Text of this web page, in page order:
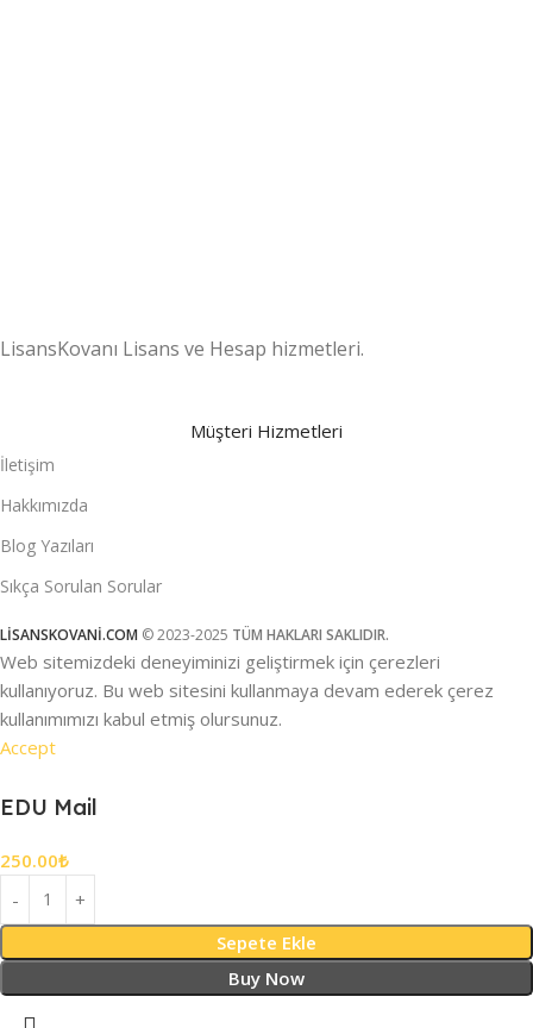
LisansKovanı Lisans ve Hesap hizmetleri.
Müşteri Hizmetleri
İletişim
Hakkımızda
Blog Yazıları
Sıkça Sorulan Sorular
LİSANSKOVANİ.COM © 2023-2025 TÜM HAKLARI SAKLIDIR.
Web sitemizdeki deneyiminizi geliştirmek için çerezleri
kullanıyoruz. Bu web sitesini kullanmaya devam ederek çerez
kullanımımızı kabul etmiş olursunuz.
Accept
EDU Mail
250.00₺
Sepete Ekle
Buy Now